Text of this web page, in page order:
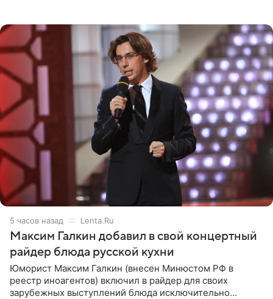
5 часов назад Lenta.Ru
Максим Галкин добавил в свой концертный
райдер блюда русской кухни
Юморист Максим Галкин (внесен Минюстом РФ в
реестр иноагентов) включил в райдер для своих
зарубежных выступлений блюда исключительно